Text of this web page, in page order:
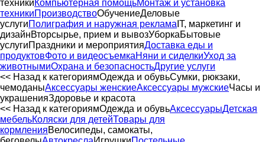
техникиКомпьютерная помощьМонтаж и установка
техникиПроизводствоОбучениеДеловые
услугиПолиграфия и наружная реклама IT, маркетинг и
дизайнВторсырье, прием и вывозУборкаБытовые
услугиПраздники и мероприятияДоставка еды и
продуктовФото и видеосъемкаНяни и сиделкиУход за
животнымиОхрана и безопасностьДругие услуги
<< Назад к категориямОдежда и обувьСумки, рюкзаки,
чемоданыАксессуары женскиеАксессуары мужскиеЧасы и
украшенияЗдоровье и красота
<< Назад к категориямОдежда и обувьАксессуарыДетская
мебельКоляски для детейТовары для
кормленияВелосипеды, самокаты,